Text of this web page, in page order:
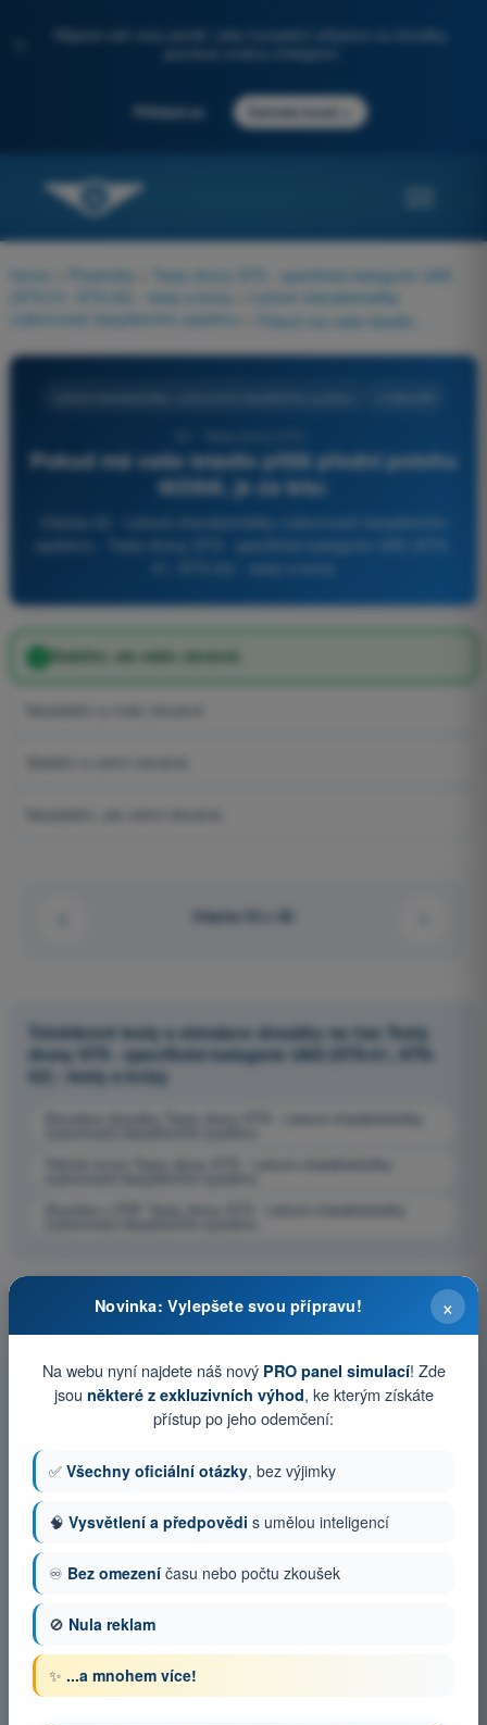
Objevte náš nový portál: vaše kompletní příprava na zkoušky,
Přihlásit se Začněte hned
Home Předměty
Testy drony STS - specifická kategorie UAS
(STS-01, STS-02) - testy a kvízy
Letové charakteristiky
(výkonnost) bezpilotního systému
Pokud má vaše letadlo příliš přední polohu
těžiště, je za letu:
Stabilní, ale málo obratné.
Otázka 53 z 82
Tréninkové testy a simulace zkoušky na čas Testy
drony STS - specifická kategorie UAS (STS-01, STS-
02) - testy a kvízy
Simulace zkoušky Testy drony STS - Letové charakteristiky
Trénink kvízů Testy drony STS - Letové charakteristiky
Zkouška v PDF Testy drony STS - Letové charakteristiky
×
Novinka: Vylepšete svou přípravu!
Na webu nyní najdete náš nový PRO panel simulací! Zde
jsou některé z exkluzivních výhod, ke kterým získáte
přístup po jeho odemčení:
✅ Všechny oficiální otázky, bez výjimky
🧠 Vysvětlení a předpovědi s umělou inteligencí
♾️ Bez omezení času nebo počtu zkoušek
🚫 Nula reklam
✨ ...a mnohem více!